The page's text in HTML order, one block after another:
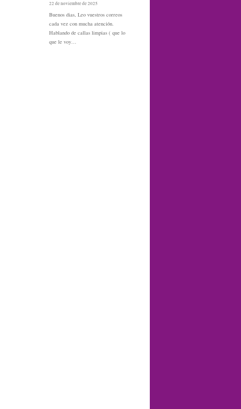
22 de noviembre de 2025
Buenos dias, Leo vuestros correos
cada vez con mucha atención.
Hablando de callas limpias ( que lo
que le voy…